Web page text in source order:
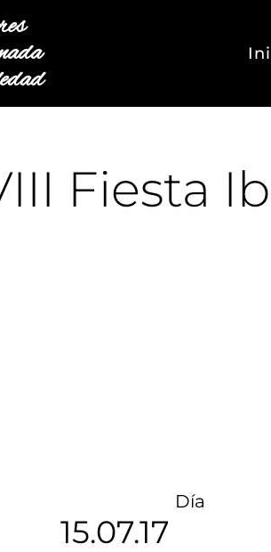
Fiesta
Día
15.07.17